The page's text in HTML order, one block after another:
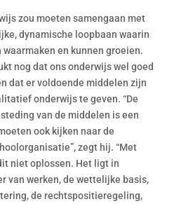
zou moeten samengaan met
dynamische loopbaan waarin
en kunnen groeien.
nog dat ons onderwijs wel goed
dat er voldoende middelen zijn
onderwijs te geven. “De
van de middelen is een
ook kijken naar de
zegt hij. “Met
niet oplossen. Het ligt in
van werken, de wettelijke basis,
de rechtspositieregeling,